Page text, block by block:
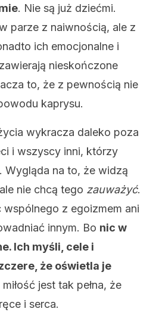
. Nie są już dziećmi.
parze z naiwnością, ale z
ich emocjonalne i
nieskończone
to, że z pewnością nie
kaprysu.
wykracza daleko poza
i wszyscy inni, którzy
Wygląda na to, że widzą
nie chcą tego zauważyć.
wspólnego z egoizmem ani
innym. Bo nic w
Ich myśli, cele i
że oświetla je
miłość jest tak pełna, że
i serca.